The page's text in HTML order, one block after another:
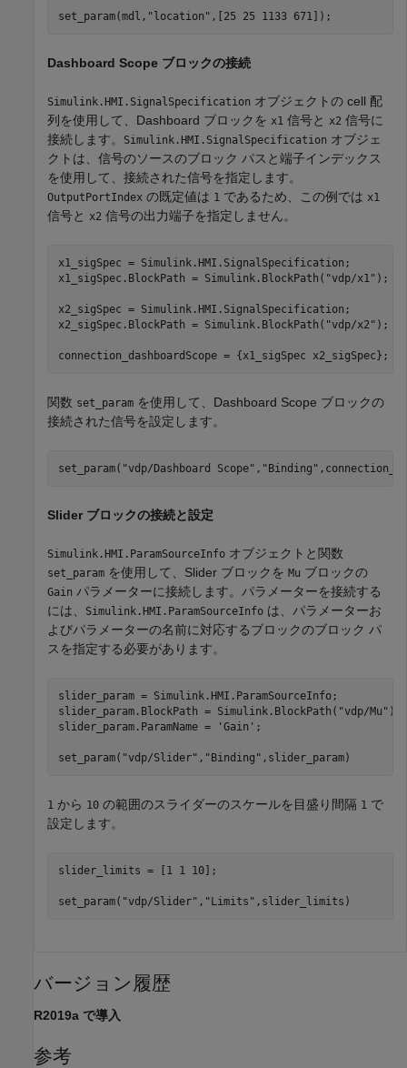
set_param(mdl, "location" ,[25 25 1133 671]);
Dashboard Scope ブロックの接続
Simulink.HMI.SignalSpecification オブジェクトの cell 配
列を使用して、Dashboard ブロックを x1 信号と x2 信号に
接続します。
Simulink.HMI.SignalSpecification オブジェ
クトは、信号のソースのブロック パスと端子インデックス
を使用して、接続された信号を指定します。
OutputPortIndex の既定値は 1 であるため、この例では x1
信号と x2 信号の出力端子を指定しません。
x1_sigSpec = Simulink.HMI.SignalSpecification;
x1_sigSpec.BlockPath = Simulink.BlockPath( "vdp/x1" );
x2_sigSpec = Simulink.HMI.SignalSpecification;
x2_sigSpec.BlockPath = Simulink.BlockPath( "vdp/x2" );
connection_dashboardScope = {x1_sigSpec x2_sigSpec};
関数 set_param を使用して、Dashboard Scope ブロックの
接続された信号を設定します。
set_param( "vdp/Dashboard Scope" , "Binding"
Slider ブロックの接続と設定
Simulink.HMI.ParamSourceInfo オブジェクトと関数
set_param を使用して、Slider ブロックを Mu ブロックの
Gain パラメーターに接続します。パラメーターを接続する
には、
Simulink.HMI.ParamSourceInfo は、パラメーターお
よびパラメーターの名前に対応するブロックのブロック パ
スを指定する必要があります。
slider_param = Simulink.HMI.ParamSourceInfo;
slider_param.BlockPath = Simulink.BlockPath( "vdp/Mu" );
slider_param.ParamName =
'Gain' ;
set_param( "vdp/Slider" , "Binding" ,slider_param)
1 から 10 の範囲のスライダーのスケールを目盛り間隔 1 で
設定します。
slider_limits = [1 1 10];
set_param( "vdp/Slider" , "Limits" ,slider_limits)
バージョン履歴
R2019a で導入
参考